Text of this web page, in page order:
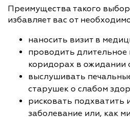
Преимущества такого
избавляет вас от
наносить визит в
проводить
коридорах в ожидании
выслушивать
старушек о слабом
рисковать подхватить
заболевание или, как